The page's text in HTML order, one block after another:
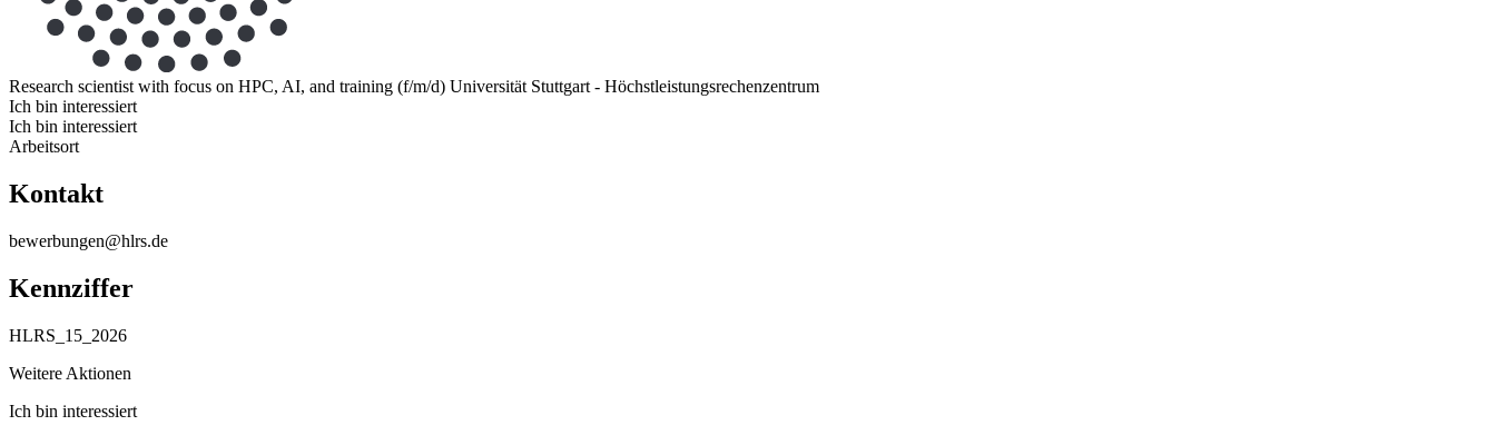
Research scientist with focus on HPC, AI, and training (f/m/d) Universität Stuttgart - Höchstleistungsrechenzentrum
Ich bin interessiert
Ich bin interessiert
Arbeitsort
Kontakt
bewerbungen@hlrs.de
Kennziffer
HLRS_15_2026
Weitere Aktionen
Ich bin interessiert